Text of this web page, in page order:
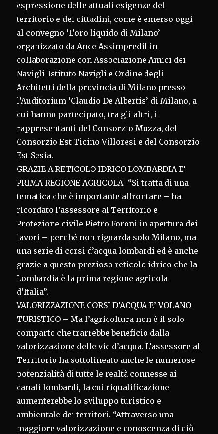
espressione delle attuali esigenze del
territorio e dei cittadini, come è emerso oggi
al convegno ‘L’oro liquido di Milano’
organizzato da Ance Assimpredil in
collaborazione con Associazione Amici dei
Navigli-Istituto Navigli e Ordine degli
Architetti della provincia di Milano presso
l’Auditorium ‘Claudio De Albertis’ di Milano, a
cui hanno partecipato, tra gli altri, i
rappresentanti del Consorzio Muzza, del
Consorzio Est Ticino Villoresi e del Consorzio
Est Sesia.
GRAZIE A RETICOLO IDRICO LOMBARDIA E’
PRIMA REGIONE AGRICOLA -“Si tratta di una
tematica che è importante affrontare – ha
ricordato l’assessore al Territorio e
Protezione civile Pietro Foroni in apertura dei
lavori – perché non riguarda solo Milano, ma
una serie di corsi d’acqua lombardi ed è anche
grazie a questo prezioso reticolo idrico che la
Lombardia è la prima regione agricola
d’Italia”.
VALORIZZAZIONE CORSI D’ACQUA E’ VOLANO
TURISTICO – Ma l’agricoltura non è il solo
comparto che trarrebbe beneficio dalla
valorizzazione delle vie d’acqua. L’assessore al
Territorio ha sottolineato anche le numerose
potenzialità di tutte le realtà connesse ai
canali lombardi, la cui riqualificazione
aumenterebbe lo sviluppo turistico e
ambientale dei territori. “Attraverso una
maggiore valorizzazione e conoscenza di ciò